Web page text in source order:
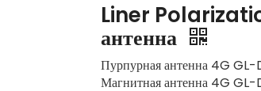
Liner
антенна
Пурпурная антенна 4G
Магнитная антенна 4G GL-